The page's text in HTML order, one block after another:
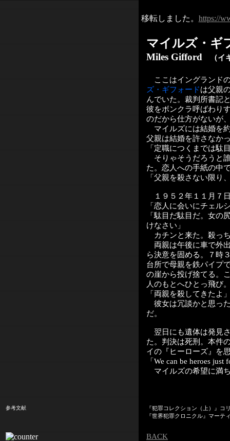
移転しました。 https://
マイルズ・ギ
Miles Gifford （イ
ここはイングランド
ズ・ギフォードは父親
んでいた。裁判所書記
彼をボンクラ呼ばわり
のだから仕方がないが
マイルズには結婚を
父親は結婚を許さなか
「定職につくまでは駄
そりゃそうだろうと
た。恋人への手紙の中
「父親を殺さない限り
１９５２年１１月７
「恋人に会いにチェル
「駄目だ駄目だ。女の
けなさい」
カチンと来た。殺っ
両親は午後に車で外
ら決意を固める。７時
台所で母親を鉄パイプ
の崖から投げ捨てる。
人のもとへひとっ飛び
「両親を殺してきたよ
彼女は冗談かと思っ
だ。
翌日にも遺体は発見
た。判決は死刑。本件
イの『ヒーローズ』を
「We can be heroes just
マイルズの希望に満
参考文献
『犯罪コレクション（上）』コ
『世界犯罪クロニクル』マーテ
BACK